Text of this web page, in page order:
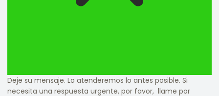
Deje su mensaje. Lo atenderemos lo antes posible. Si
necesita una respuesta urgente, por favor, llame por